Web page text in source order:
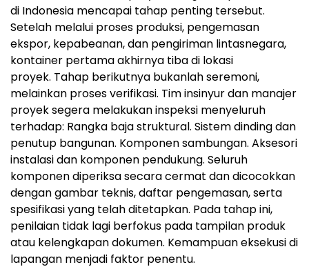
di Indonesia mencapai tahap penting tersebut.
Setelah melalui proses produksi, pengemasan
ekspor, kepabeanan, dan pengiriman lintasnegara,
kontainer pertama akhirnya tiba di lokasi
proyek. Tahap berikutnya bukanlah seremoni,
melainkan proses verifikasi. Tim insinyur dan manajer
proyek segera melakukan inspeksi menyeluruh
terhadap: Rangka baja struktural. Sistem dinding dan
penutup bangunan. Komponen sambungan. Aksesori
instalasi dan komponen pendukung. Seluruh
komponen diperiksa secara cermat dan dicocokkan
dengan gambar teknis, daftar pengemasan, serta
spesifikasi yang telah ditetapkan. Pada tahap ini,
penilaian tidak lagi berfokus pada tampilan produk
atau kelengkapan dokumen. Kemampuan eksekusi di
lapangan menjadi faktor penentu.